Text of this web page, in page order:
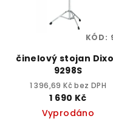
činelový stojan
9298S
1 396,69 Kč bez DPH
1 690 Kč
Vyprodáno
KÓD: